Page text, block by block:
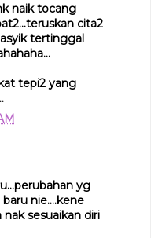
naik tocang
cita2
tertinggal
tepi2 yang
yg
nie....kene
sesuaikan diri